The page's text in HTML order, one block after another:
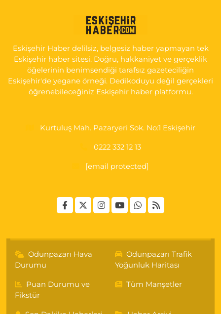
YAN SOKAĞI POLİKLİNİK KAPISI TAM KARŞISI I
Yol Tarifi Al
Eskişehir Haber delilsiz, belgesiz haber yapmayan tek
Eskişehir haber sitesi. Doğru, hakkaniyet ve gerçeklik
öğelerinin benimsendiği tarafsız gazeteciliğin
Eskişehir'de yegane örneği. Dedikoduyu değil gerçekleri
öğrenebileceğiniz Eskişehir haber platformu.
Kurtuluş Mah. Pazaryeri Sok. No:1 Eskişehir
0222 332 12 13
[email protected]
Odunpazarı Hava
Durumu
Odunpazarı Trafik
Yoğunluk Haritası
Puan Durumu ve
Fikstür
Tüm Manşetler